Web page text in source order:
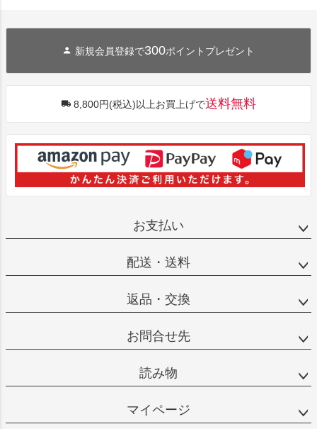
新規会員登録で300ポイントプレゼント
8,800円(税込)以上お買上げで送料無料
お支払い
配送・送料
返品・交換
お問合せ先
読み物
マイページ